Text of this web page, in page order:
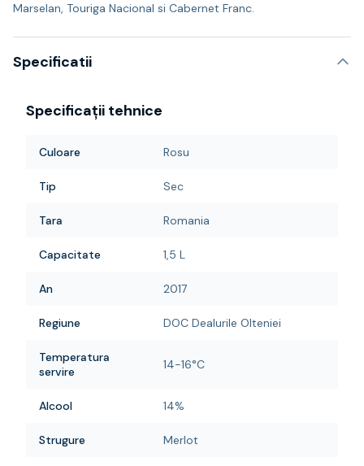
Marselan, Touriga Nacional si Cabernet Franc.
Specificatii
Specificații tehnice
Culoare Rosu
Tip Sec
Tara Romania
Capacitate 1,5 L
An 2017
Regiune DOC Dealurile Olteniei
Temperatura
servire
14-16°C
Alcool 14%
Strugure Merlot